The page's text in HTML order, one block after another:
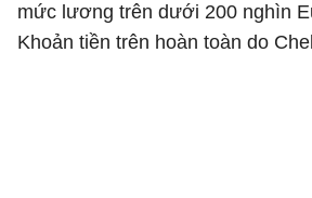
mức lương trên dưới 200 nghìn
Khoản tiền trên hoàn toàn do